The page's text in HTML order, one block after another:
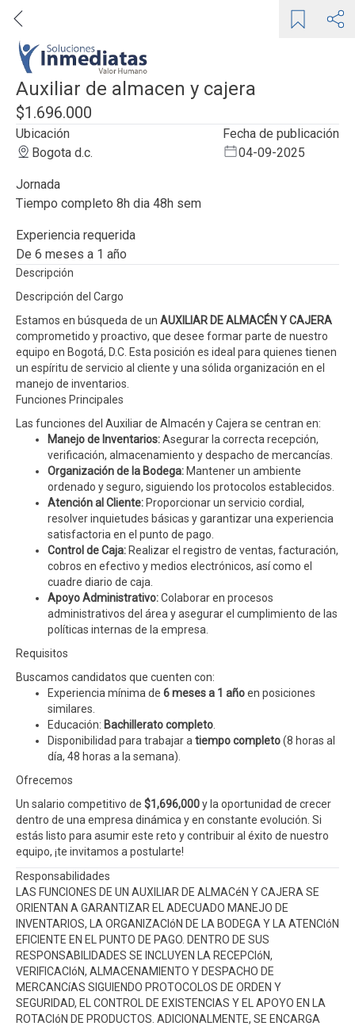
Auxiliar de almacen y cajera
$1.696.000
Ubicación
Bogota d.c.
Fecha de publicación
04-09-2025
Jornada
tiempo completo 8h dia 48h sem
Experiencia requerida
de 6 meses a 1 año
Descripción
Descripción del Cargo
Estamos en búsqueda de un AUXILIAR DE ALMACÉN Y CAJERA
comprometido y proactivo, que desee formar parte de nuestro
equipo en Bogotá, D.C. Esta posición es ideal para quienes tienen
un espíritu de servicio al cliente y una sólida organización en el
manejo de inventarios.
Funciones Principales
Las funciones del Auxiliar de Almacén y Cajera se centran en:
Manejo de Inventarios:Asegurar la correcta recepción,
verificación, almacenamiento y despacho de mercancías.
Organización de la Bodega: Mantener un ambiente
ordenado y seguro, siguiendo los protocolos establecidos.
Atención al Cliente: Proporcionar un servicio cordial,
resolver inquietudes básicas y garantizar una experiencia
satisfactoria en el punto de pago.
Control de Caja: Realizar el registro de ventas, facturación,
cobros en efectivo y medios electrónicos, así como el
cuadre diario de caja.
Apoyo Administrativo:Colaborar en procesos
administrativos del área y asegurar el cumplimiento de las
políticas internas de la empresa.
Requisitos
Buscamos candidatos que cuenten con:
Experiencia mínima de 6 meses a 1 añoen posiciones
similares.
Educación: Bachillerato completo
Disponibilidad para trabajar a tiempo completo(8 horas al
día, 48 horas a la semana).
Ofrecemos
Un salario competitivo de $1,696,000y la oportunidad de crecer
dentro de una empresa dinámica y en constante evolución. Si
estás listo para asumir este reto y contribuir al éxito de nuestro
equipo, ¡te invitamos a postularte!
Responsabilidades
LAS FUNCIONES DE UN AUXILIAR DE ALMACéN Y CAJERA SE
ORIENTAN A GARANTIZAR EL ADECUADO MANEJO DE
INVENTARIOS, LA ORGANIZACIóN DE LA BODEGA Y LA ATENCIóN
EFICIENTE EN EL PUNTO DE PAGO. DENTRO DE SUS
RESPONSABILIDADES SE INCLUYEN LA RECEPCIóN,
VERIFICACIóN, ALMACENAMIENTO Y DESPACHO DE
MERCANCíAS SIGUIENDO PROTOCOLOS DE ORDEN Y
SEGURIDAD, EL CONTROL DE EXISTENCIAS Y EL APOYO EN LA
ROTACIóN DE PRODUCTOS. ADICIONALMENTE, SE ENCARGA